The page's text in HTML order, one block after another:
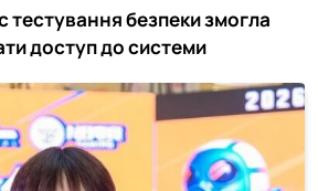
тестування безпеки змогла
доступ до системи